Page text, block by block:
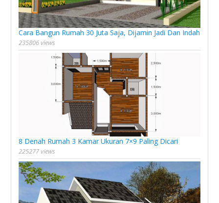
Cara Bangun Rumah 30 Juta Saja, Dijamin Jadi Dan Indah
235806 views
8 Denah Rumah 3 Kamar Ukuran 7×9 Paling Dicari
225277 views